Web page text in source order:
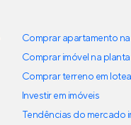
Comprar apartamento
Comprar imóvel na planta
Comprar terreno em
Investir em imóveis
Tendências do mercado